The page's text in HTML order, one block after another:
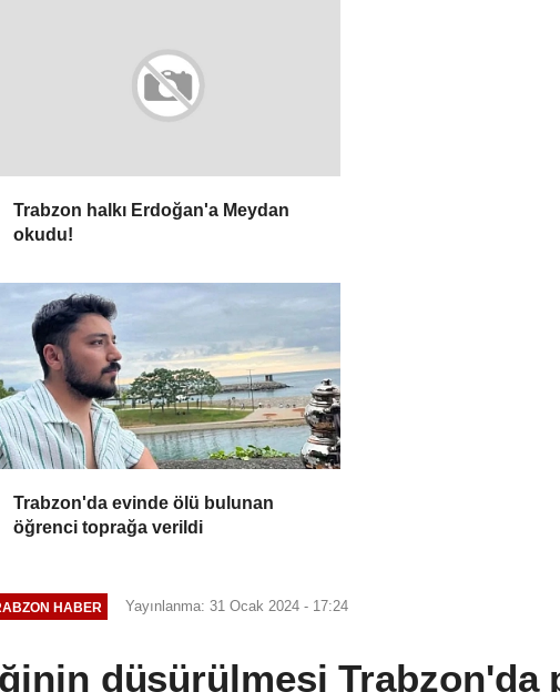
Trabzon halkı Erdoğan'a Meydan
okudu!
Trabzon'da evinde ölü bulunan
öğrenci toprağa verildi
HABER Yayınlanma: 31 Ocak 2024 - 17:24
düşürülmesi Trabzon'da